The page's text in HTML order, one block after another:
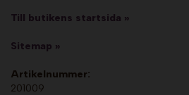
Till butikens startsida »
Sitemap »
Artikelnummer:
201009